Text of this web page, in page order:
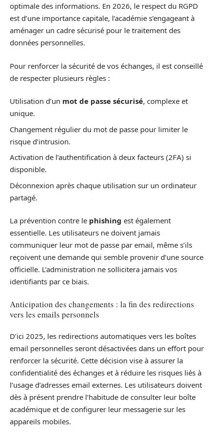
optimale des informations. En 2026, le respect du RGPD
est d’une importance capitale, l’académie s’engageant à
aménager un cadre sécurisé pour le traitement des
données personnelles.
Pour renforcer la sécurité de vos échanges, il est conseillé
de respecter plusieurs règles :
Utilisation d’un mot de passe sécurisé, complexe et
unique.
Changement régulier du mot de passe pour limiter le
risque d’intrusion.
Activation de l’authentification à deux facteurs (2FA) si
disponible.
Déconnexion après chaque utilisation sur un ordinateur
partagé.
La prévention contre le phishing est également
essentielle. Les utilisateurs ne doivent jamais
communiquer leur mot de passe par email, même s’ils
reçoivent une demande qui semble provenir d’une source
officielle. L’administration ne sollicitera jamais vos
identifiants par ce biais.
Anticipation des changements : la fin des redirections
vers les emails personnels
D’ici 2025, les redirections automatiques vers les boîtes
email personnelles seront désactivées dans un effort pour
renforcer la sécurité. Cette décision vise à assurer la
confidentialité des échanges et à réduire les risques liés à
l’usage d’adresses email externes. Les utilisateurs doivent
dès à présent prendre l’habitude de consulter leur boîte
académique et de configurer leur messagerie sur les
appareils mobiles.